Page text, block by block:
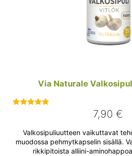
Via Naturale
5.00 / 5
7,90€
Valkosipuliuutteen vaikuttavat
muodossa pehmytkapselin sisällä.
rikkipitoista alliini-